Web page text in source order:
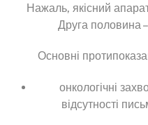
Нажаль, якісний
Друга половина
Основні
онкологічні
відсутності